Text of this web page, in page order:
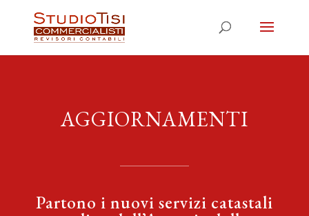
AGGIORNAMENTI
Partono i nuovi servizi catastali